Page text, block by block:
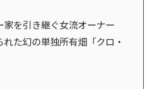
を引き継ぐ女流オーナー
た幻の単独所有畑「クロ・